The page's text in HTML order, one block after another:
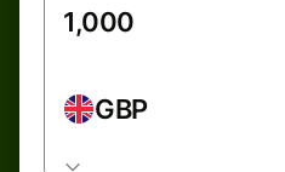
GBP